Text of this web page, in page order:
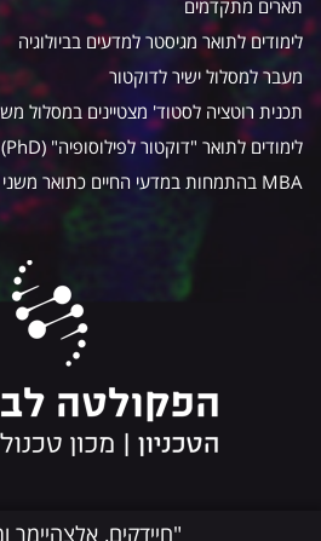
"חיידקים, אלצהיימר
תארים מתקדמים
לימודים לתואר מגיסטר למדעים בביולוגיה
מעבר למסלול ישיר לדוקטור
תכנית רוטציה לסטוד' מצטיינים במסלול
לימודים לתואר "דוקטור לפילוסופיה" (PhD)
MBA בהתמחות במדעי החיים כתואר משני במקביל ללימודי PHD